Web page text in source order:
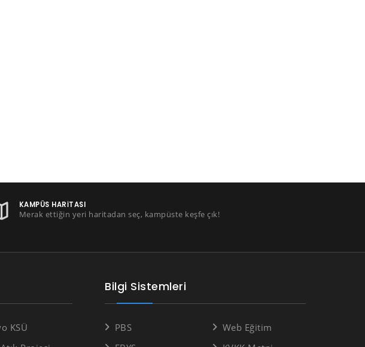
KAMPÜS HARITASI
Merak ettiğin yeri haritadan seç, kampüste keşfe çık!
KSÜ
Bilgi Sistemleri
PBS
Web Eğitim